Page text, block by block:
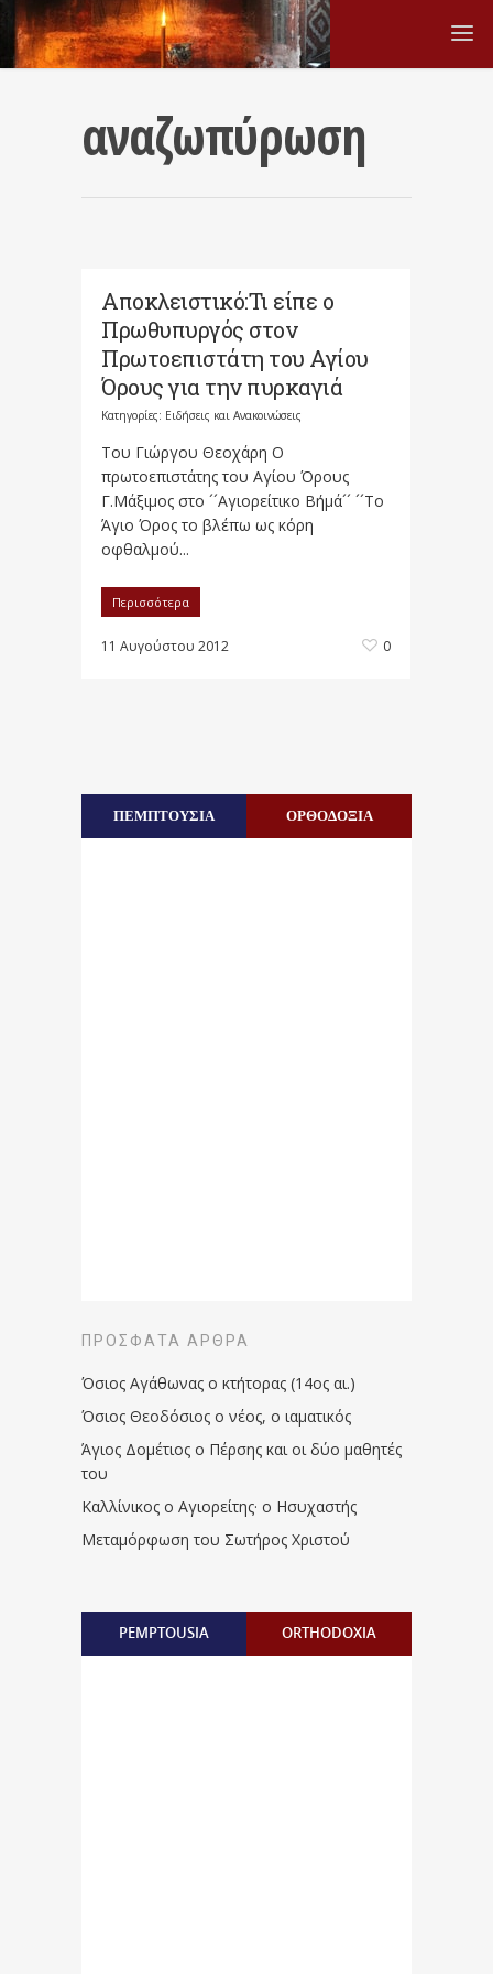
αναζωπύρωση
Αποκλειστικό:Τι είπε ο
Πρωθυπυργός στον
Πρωτοεπιστάτη του Αγίου
Όρους για την πυρκαγιά
Κατηγορίες: Ειδήσεις και Ανακοινώσεις
Του Γιώργου Θεοχάρη Ο
πρωτοεπιστάτης του Αγίου Όρους
Γ.Μάξιμος στο ´´Αγιορείτικο Βήμά´´ ´´Το
Άγιο Όρος το βλέπω ως κόρη
οφθαλμού...
Περισσότερα
11 Αυγούστου 2012 0
ΠΕΜΠΤΟΥΣΙΑ ΟΡΘΟΔΟΞΙΑ
ΠΡΌΣΦΑΤΑ ΆΡΘΡΑ
Όσιος Αγάθωνας ο κτήτορας (14ος αι.)
Όσιος Θεοδόσιος ο νέος, ο ιαματικός
Άγιος Δομέτιος ο Πέρσης και οι δύο μαθητές
του
Καλλίνικος ο Αγιορείτης · ο Ησυχαστής
Μεταμόρφωση του Σωτήρος Χριστού
PEMPTOUSIA ORTHODOXIA